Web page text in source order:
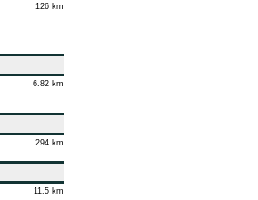
126 km
6.82 km
294 km
11.5 km